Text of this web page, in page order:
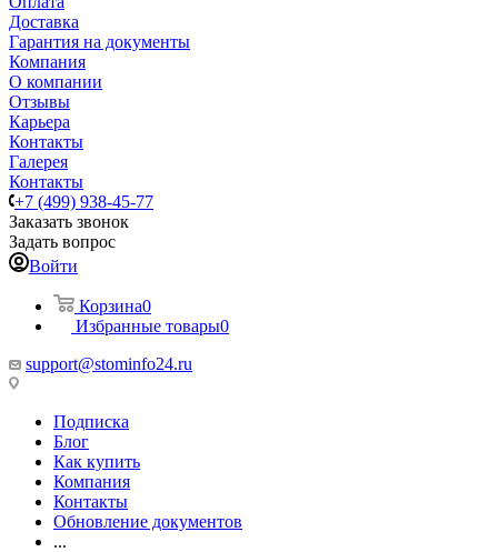
Доставка
Гарантия на документы
Компания
О компании
Отзывы
Карьера
Контакты
Галерея
Контакты
+7 (499) 938-45-77
Заказать звонок
Задать вопрос
Войти
Корзина0
Избранные товары0
support@stominfo24.ru
Подписка
Блог
Как купить
Компания
Контакты
Обновление документов
...